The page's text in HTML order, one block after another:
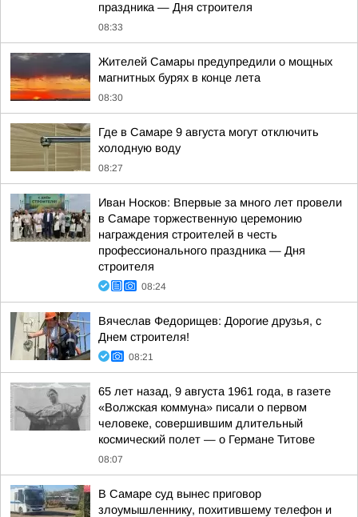
праздника — Дня строителя
08:33
Жителей Самары предупредили о мощных
магнитных бурях в конце лета
08:30
Где в Самаре 9 августа могут отключить
холодную воду
08:27
Иван Носков: Впервые за много лет провели
в Самаре торжественную церемонию
награждения строителей в честь
профессионального праздника — Дня
строителя
08:24
Вячеслав Федорищев: Дорогие друзья, с
Днем строителя!
08:21
65 лет назад, 9 августа 1961 года, в газете
«Волжская коммуна» писали о первом
человеке, совершившим длительный
космический полет — о Германе Титове
08:07
В Самаре суд вынес приговор
злоумышленнику, похитившему телефон и